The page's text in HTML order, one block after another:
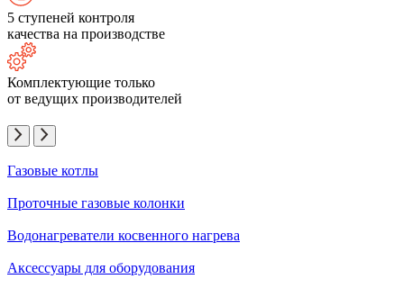
5 ступеней контроля
качества на производстве
Комплектующие только
от ведущих производителей
Газовые котлы
Проточные газовые колонки
Водонагреватели косвенного нагрева
Аксессуары для оборудования